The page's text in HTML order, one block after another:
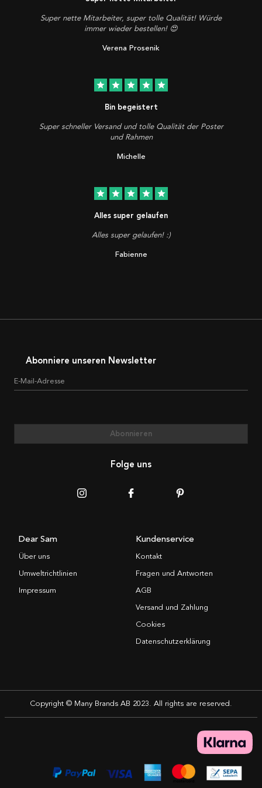
Super nette Mitarbeiter, super tolle Qualität! Würde
immer wieder bestellen! 😍
Verena Prosenik
star star star star star
Bin begeistert
Super schneller Versand und tolle Qualität der Poster
und Rahmen
Michelle
star star star star star
Alles super gelaufen
Alles super gelaufen! :)
Fabienne
Abonniere unseren Newsletter
E-Mail-Adresse
Abonnieren
Folge uns
Dear Sam
Über uns
Umweltrichtlinien
Impressum
Kundenservice
Kontakt
Fragen und Antworten
AGB
Versand und Zahlung
Cookies
Datenschutzerklärung
Copyright © Many Brands AB 2023. All rights are reserved.